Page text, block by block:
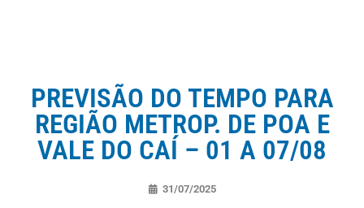
PREVISÃO DO TEMPO PARA
REGIÃO METROP. DE POA E
VALE DO CAÍ – 01 A 07/08
31/07/2025